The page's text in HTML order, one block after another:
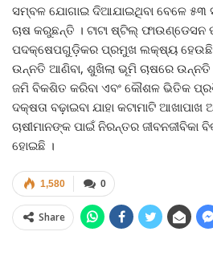
ସମ୍ବଳ ଯୋଗାଇ ଦିଆଯାଇଥିବା ବେଳେ ୫୩
ଚାଷ କରୁଛନ୍ତି । ଟାଟା ଷ୍ଟିଲ୍‌
ପଦକ୍ଷେପଗୁଡ଼ିକର ପ୍ରମୁଖ ଲକ୍ଷ୍ୟ ହେଉଛି
ଉନ୍ନତି ଆଣିବା, ଶୁଖିଲା ଭୂମି ଚାଷରେ ଉନ୍ନତି
ଜମି ବିକଶିତ କରିବା ଏବଂ କୌଶଳ ଭିତିକ
ଦକ୍ଷତା ବଢ଼ାଇବା ଯାହା କଟାମାଟି
ଚାଷୀମାନଙ୍କ ପାଇଁ ନିରନ୍ତର ଜୀବନଜୀବିକା
ହୋଇଛି ।
0
1,580
Share